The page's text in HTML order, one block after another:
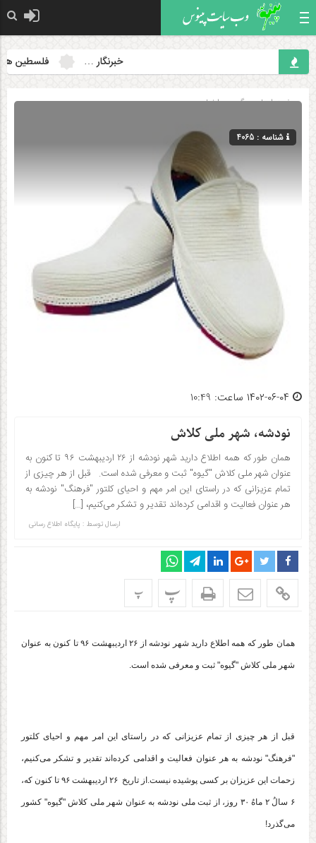
خبرنگار … فلسطین
صفحه اصلی» گروه »اخبار
شناسه : 4065
نودشه، شهر ملی کلاش
همان طور که همه اطلاع دارید شهر نودشه از ۲۶ اردیبهشت ۹۶ تا کنون به
عنوان شهر ملی کلاش "گیوه" ثبت و معرفی شده است. قبل از هر چیزی از
تمام عزیزانی که در راستای این امر مهم و احیای کلتور "فرهنگ" نودشه به
هر عنوان فعالیت و اقدامی کرده‌اند تقدیر و تشکر می‌کنیم، […]
ارسال توسط : پایگاه اطلاع رسانی
پ پ
همان طور که همه اطلاع دارید شهر نودشه از ۲۶ اردیبهشت ۹۶ تا کنون به عنوان
شهر ملی کلاش "گیوه" ثبت و معرفی شده است.
قبل از هر چیزی از تمام عزیزانی که در راستای این امر مهم و احیای کلتور
"فرهنگ" نودشه به هر عنوان فعالیت و اقدامی کرده‌اند تقدیر و تشکر می‌کنیم،
زحمات این عزیزان بر کسی پوشیده نیست.از تاریخ ۲۶ اردیبهشت ۹۶ تا کنون که،
۶ سالُ ۲ ماهُ ۳۰ روز، از ثبت ملی نودشه به عنوان شهر ملی کلاش "گیوه" کشور
می‌گذرد!